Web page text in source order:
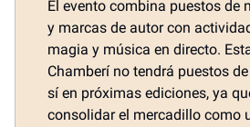
El evento combina puestos de
y marcas de autor con
magia y música en directo.
Chamberí no tendrá puestos
sí en próximas ediciones, ya
consolidar el mercadillo como